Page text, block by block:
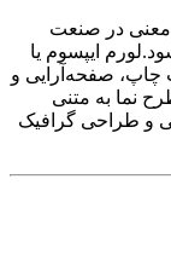
در صنعت
ایپسوم یا
چاپ، صفحه‌آرایی و
نما به متنی
و طراحی گرافیک